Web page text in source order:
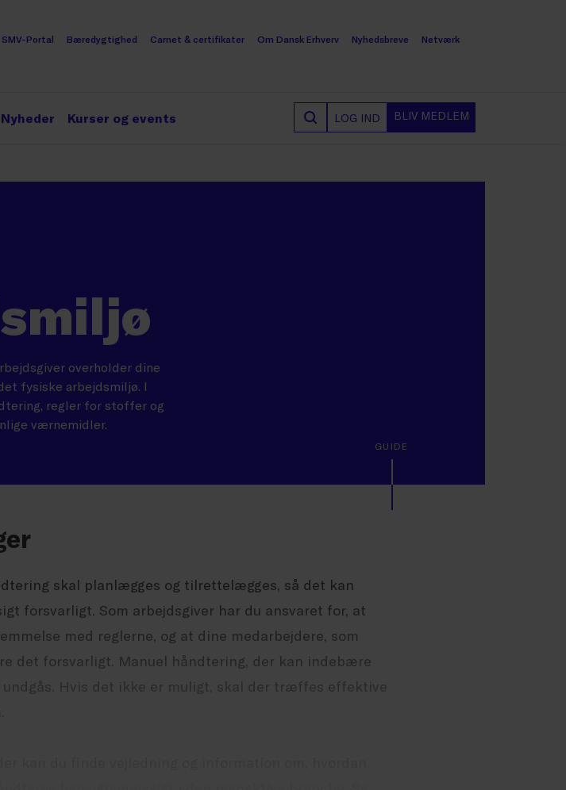
SMV-Portal Bæredygtighed Carnet & certifikater Om Dansk Erhverv Nyhedsbreve Netværk
Kurser og events LOG IND BLIV MEDLEM
overholder dine
fysiske arbejdsmiljø. I
regler for stoffer og
værnemidler.
GUIDE
skal planlægges og tilrettelægges, så det kan
forsvarligt. Som arbejdsgiver har du ansvaret for, at
med reglerne, og at dine medarbejdere, som
det forsvarligt. Manuel håndtering, der kan indebære
Hvis det ikke er muligt, skal der træffes effektive